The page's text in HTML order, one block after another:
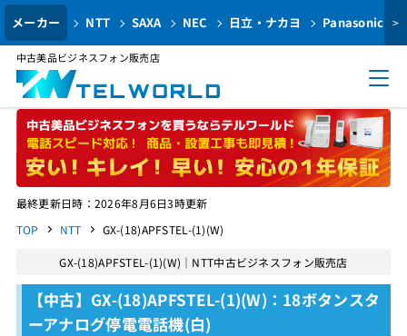
メーカー NTT SAXA NEC 日立・ナカヨ Panasonic >
中古美品ビジネスフォン販売店
最終更新日時：2026年8月6日3時更新
TOP
NTT GX-(18)APFSTEL-(1)(W)
GX-(18)APFSTEL-(1)(W)｜NTT中古ビジネスフォン販売店
【中古】GX-(18)APFSTEL-(1)(W)：18ボタンスタ
ーアナログ停電電話機(白)